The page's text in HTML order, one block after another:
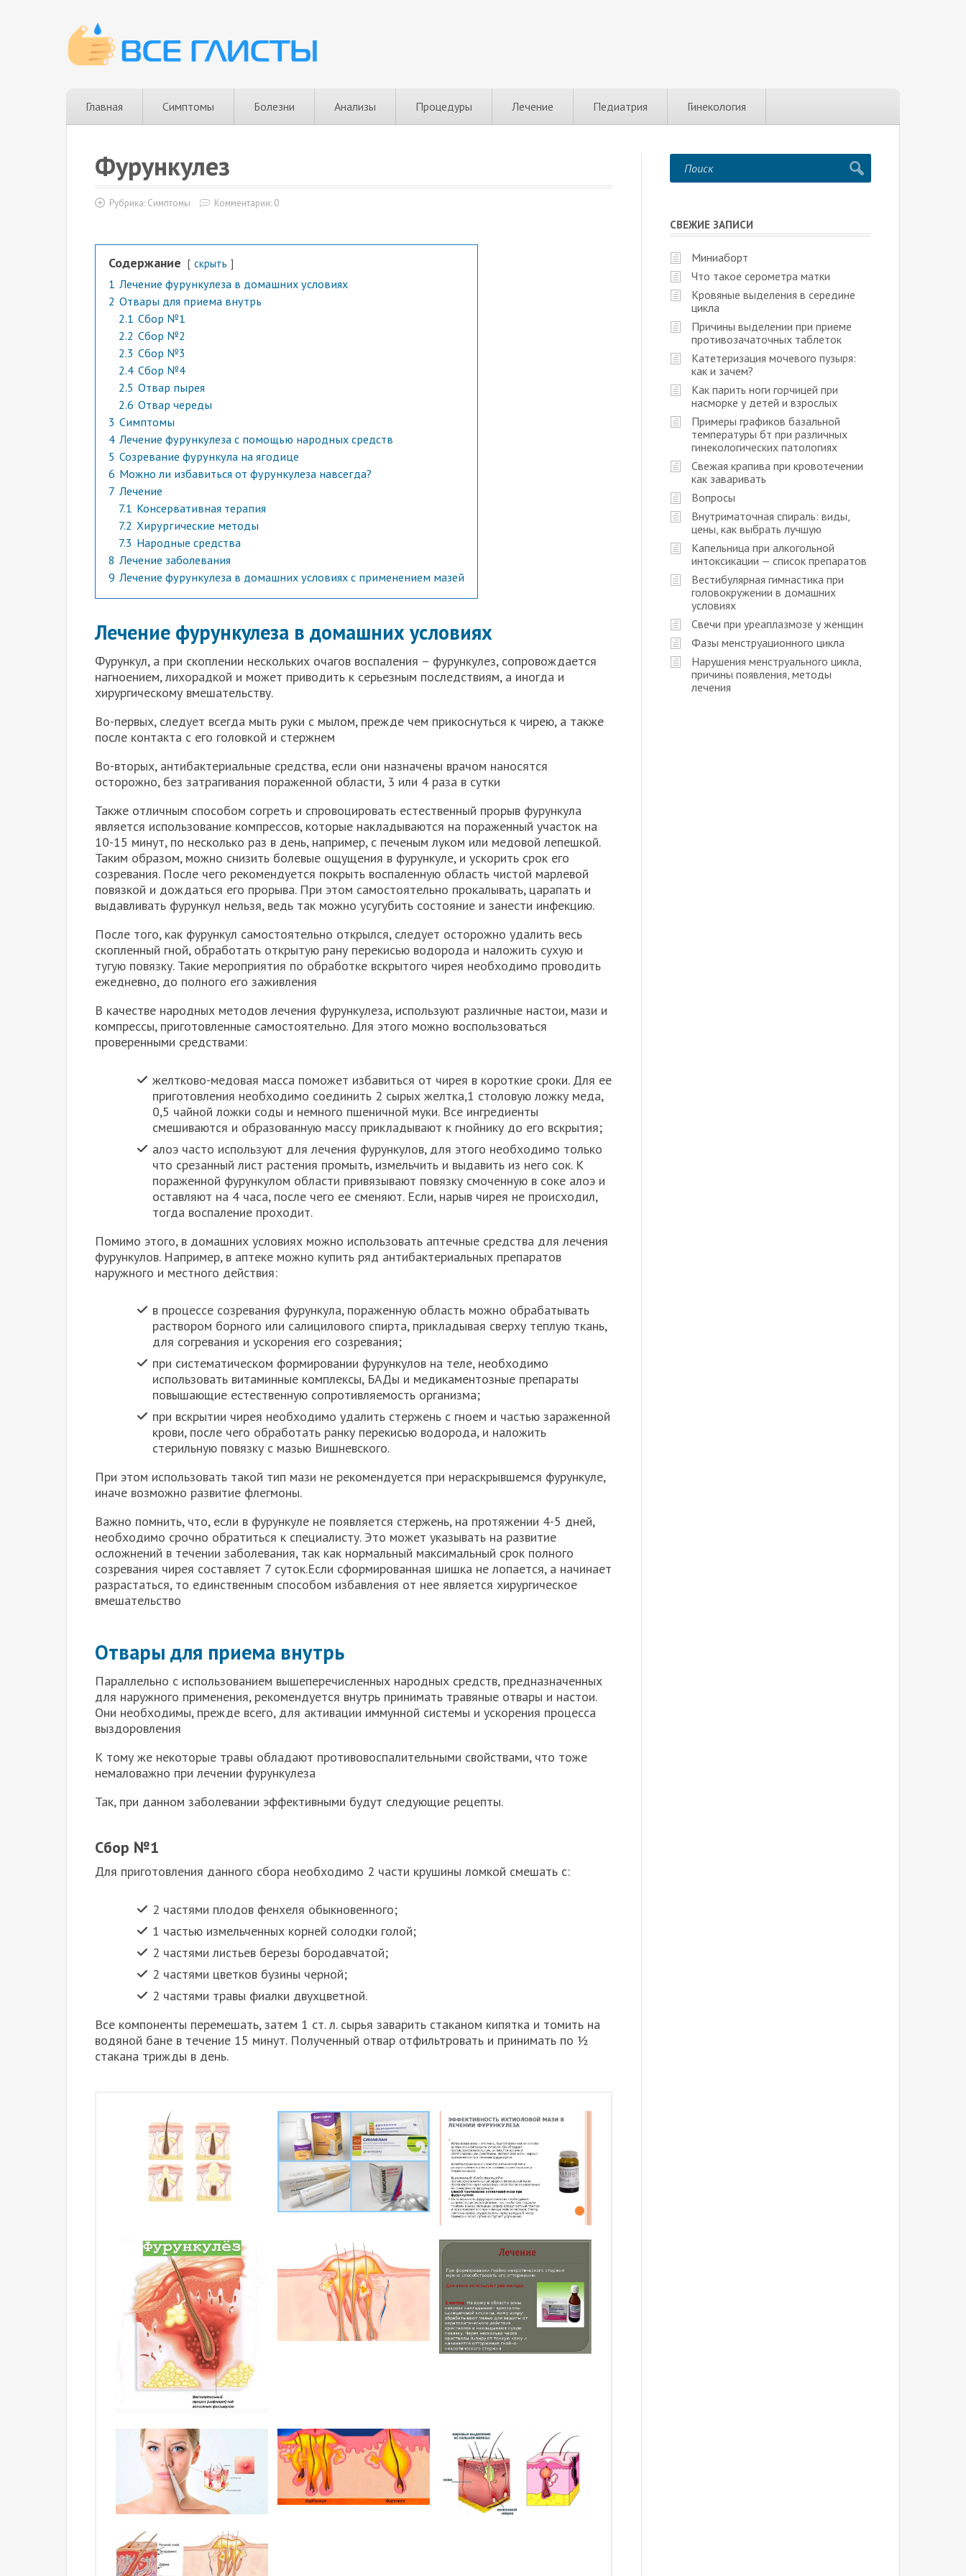
Главная Симптомы Болезни Анализы Процедуры Лечение Педиатрия Гинекология
Фурункулез
Рубрика: Симптомы Комментарии: 0
Содержание скрыть
1 Лечение фурункулеза в домашних условиях
2 Отвары для приема внутрь
2.1 Сбор №1
2.2 Сбор №2
2.3 Сбор №3
2.4 Сбор №4
2.5 Отвар пырея
2.6 Отвар череды
3 Симптомы
4 Лечение фурункулеза с помощью народных средств
5 Созревание фурункула на ягодице
6 Можно ли избавиться от фурункулеза навсегда?
7 Лечение
7.1 Консервативная терапия
7.2 Хирургические методы
7.3 Народные средства
8 Лечение заболевания
9 Лечение фурункулеза в домашних условиях с применением мазей
Лечение фурункулеза в домашних условиях
Фурункул, а при скоплении нескольких очагов воспаления – фурункулез, сопровождается
нагноением, лихорадкой и может приводить к серьезным последствиям, а иногда и
хирургическому вмешательству.
Во-первых, следует всегда мыть руки с мылом, прежде чем прикоснуться к чирею, а также
после контакта с его головкой и стержнем
Во-вторых, антибактериальные средства, если они назначены врачом наносятся
осторожно, без затрагивания пораженной области, 3 или 4 раза в сутки
Также отличным способом согреть и спровоцировать естественный прорыв фурункула
является использование компрессов, которые накладываются на пораженный участок на
10-15 минут, по несколько раз в день, например, с печеным луком или медовой лепешкой.
Таким образом, можно снизить болевые ощущения в фурункуле, и ускорить срок его
созревания. После чего рекомендуется покрыть воспаленную область чистой марлевой
повязкой и дождаться его прорыва. При этом самостоятельно прокалывать, царапать и
выдавливать фурункул нельзя, ведь так можно усугубить состояние и занести инфекцию.
После того, как фурункул самостоятельно открылся, следует осторожно удалить весь
скопленный гной, обработать открытую рану перекисью водорода и наложить сухую и
тугую повязку. Такие мероприятия по обработке вскрытого чирея необходимо проводить
ежедневно, до полного его заживления
В качестве народных методов лечения фурункулеза, используют различные настои, мази и
компрессы, приготовленные самостоятельно. Для этого можно воспользоваться
проверенными средствами:
желтково-медовая масса поможет избавиться от чирея в короткие сроки. Для ее
приготовления необходимо соединить 2 сырых желтка,1 столовую ложку меда,
0,5 чайной ложки соды и немного пшеничной муки. Все ингредиенты
смешиваются и образованную массу прикладывают к гнойнику до его вскрытия;
алоэ часто используют для лечения фурункулов, для этого необходимо только
что срезанный лист растения промыть, измельчить и выдавить из него сок. К
пораженной фурункулом области привязывают повязку смоченную в соке алоэ и
оставляют на 4 часа, после чего ее сменяют. Если, нарыв чирея не происходил,
тогда воспаление проходит.
Помимо этого, в домашних условиях можно использовать аптечные средства для лечения
фурункулов. Например, в аптеке можно купить ряд антибактериальных препаратов
наружного и местного действия:
в процессе созревания фурункула, пораженную область можно обрабатывать
раствором борного или салицилового спирта, прикладывая сверху теплую ткань,
для согревания и ускорения его созревания;
при систематическом формировании фурункулов на теле, необходимо
использовать витаминные комплексы, БАДы и медикаментозные препараты
повышающие естественную сопротивляемость организма;
при вскрытии чирея необходимо удалить стержень с гноем и частью зараженной
крови, после чего обработать ранку перекисью водорода, и наложить
стерильную повязку с мазью Вишневского.
При этом использовать такой тип мази не рекомендуется при нераскрывшемся фурункуле,
иначе возможно развитие флегмоны.
Важно помнить, что, если в фурункуле не появляется стержень, на протяжении 4-5 дней,
необходимо срочно обратиться к специалисту. Это может указывать на развитие
осложнений в течении заболевания, так как нормальный максимальный срок полного
созревания чирея составляет 7 суток.Если сформированная шишка не лопается, а начинает
разрастаться, то единственным способом избавления от нее является хирургическое
вмешательство
Отвары для приема внутрь
Параллельно с использованием вышеперечисленных народных средств, предназначенных
для наружного применения, рекомендуется внутрь принимать травяные отвары и настои.
Они необходимы, прежде всего, для активации иммунной системы и ускорения процесса
выздоровления
К тому же некоторые травы обладают противовоспалительными свойствами, что тоже
немаловажно при лечении фурункулеза
Так, при данном заболевании эффективными будут следующие рецепты.
Сбор №1
Для приготовления данного сбора необходимо 2 части крушины ломкой смешать с:
2 частями плодов фенхеля обыкновенного;
1 частью измельченных корней солодки голой;
2 частями листьев березы бородавчатой;
2 частями цветков бузины черной;
2 частями травы фиалки двухцветной.
Все компоненты перемешать, затем 1 ст. л. сырья заварить стаканом кипятка и томить на
водяной бане в течение 15 минут. Полученный отвар отфильтровать и принимать по ½
стакана трижды в день.
СВЕЖИЕ ЗАПИСИ
Миниаборт
Что такое серометра матки
Кровяные выделения в середине
цикла
Причины выделении при приеме
противозачаточных таблеток
Катетеризация мочевого пузыря:
как и зачем?
Как парить ноги горчицей при
насморке у детей и взрослых
Примеры графиков базальной
температуры бт при различных
гинекологических патологиях
Свежая крапива при кровотечении
как заваривать
Вопросы
Внутриматочная спираль: виды,
цены, как выбрать лучшую
Капельница при алкогольной
интоксикации — список препаратов
Вестибулярная гимнастика при
головокружении в домашних
условиях
Свечи при уреаплазмозе у женщин
Фазы менструационного цикла
Нарушения менструального цикла,
причины появления, методы
лечения